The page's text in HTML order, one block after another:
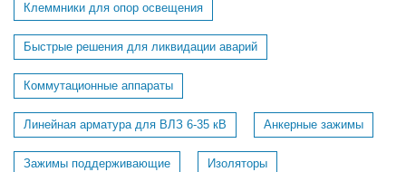
Клеммники для опор освещения
Быстрые решения для ликвидации аварий
Коммутационные аппараты
Линейная арматура для ВЛЗ 6-35 кВ Анкерные зажимы
Зажимы поддерживающие Изоляторы